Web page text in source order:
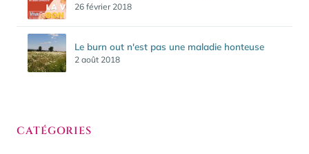
26 février 2018
Le burn out n'est pas une maladie honteuse
2 août 2018
CATÉGORIES